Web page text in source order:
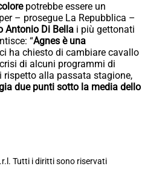
potrebbe essere un
– prosegue La Repubblica –
Antonio Di Bella i più gettonati
“Agnes è una
ha chiesto di cambiare cavallo
di alcuni programmi di
rispetto alla passata stagione,
due punti sotto la media dello
Tutti i diritti sono riservati